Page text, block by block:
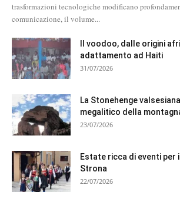
trasformazioni tecnologiche modificano
comunicazione, il volume...
Il voodoo, dalle origini
adattamento ad Haiti
31/07/2026
La Stonehenge
megalitico della
23/07/2026
Estate ricca di eventi per
Strona
22/07/2026